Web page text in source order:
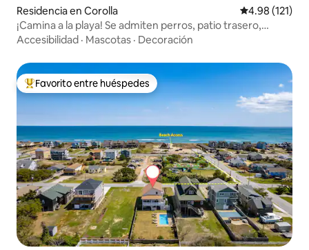
Residencia en Corolla Calificación
4.98 (121)
¡Camina a la playa! Se admiten perros, patio trasero,
jacuzzi, piscina
Accesibilidad · Mascotas · Decoración
De los mejores en Favorito entre huéspedes
Favorito entre huéspedes